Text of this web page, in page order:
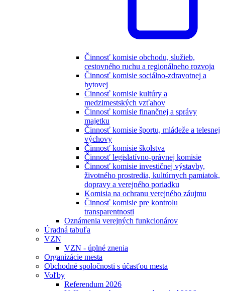
Činnosť komisie obchodu, služieb,
cestovného ruchu a regionálneho rozvoja
Činnosť komisie sociálno-zdravotnej a
bytovej
Činnosť komisie kultúry a
medzimestských vzťahov
Činnosť komisie finančnej a správy
majetku
Činnosť komisie športu, mládeže a telesnej
výchovy
Činnosť komisie školstva
Činnosť legislatívno-právnej komisie
Činnosť komisie investičnej výstavby,
životného prostredia, kultúrnych pamiatok,
dopravy a verejného poriadku
Komisia na ochranu verejného záujmu
Činnosť komisie pre kontrolu
transparentnosti
Oznámenia verejných funkcionárov
Úradná tabuľa
VZN
VZN - úplné znenia
Organizácie mesta
Obchodné spoločnosti s účasťou mesta
Voľby
Referendum 2026